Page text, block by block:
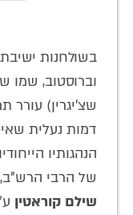
בשולחנות
וברוסטוב, שמו
שצ'יגרין) עורר
דמות נעלית
הנהגותיו
של הרבי
שילם קוראטין